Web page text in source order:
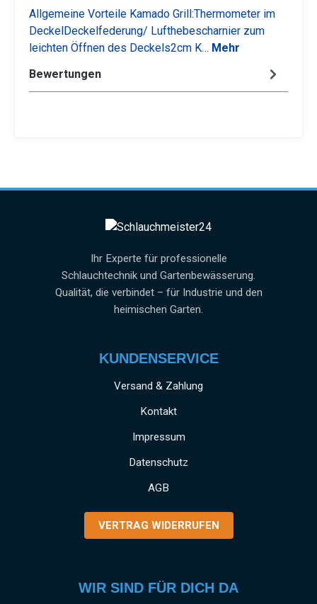
Allgemeine Vorteile Kamado Grill:Thermometer im
DeckelDeckelfederung/ Lufthebescharnier zum
leichten Öffnen des Deckels2cm K… Mehr
Bewertungen
Ihr Experte für professionelle
Schlauchtechnik und Gartenbewässerung.
Qualität, die verbindet – für Industrie und den
heimischen Garten.
KUNDENSERVICE
Versand & Zahlung
Kontakt
Impressum
Datenschutz
AGB
VERTRAG WIDERRUFEN
WIR SIND FÜR DICH DA